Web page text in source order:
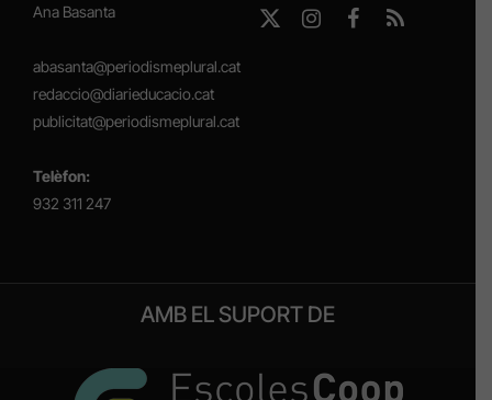
Ana Basanta
abasanta@periodismeplural.cat
redaccio@diarieducacio.cat
publicitat@periodismeplural.cat
Telèfon:
932 311 247
X
InstagramFacebook
RSS
AMB EL SUPORT DE